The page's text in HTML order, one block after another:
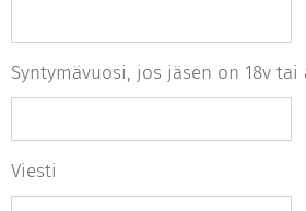
Syntymävuosi, jos jäsen on 18v tai
Viesti